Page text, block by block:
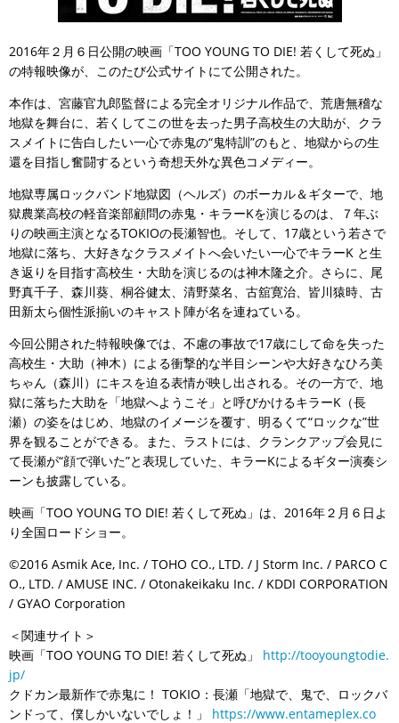
2016年２月６日公開の映画「TOO YOUNG TO DIE! 若くして死ぬ」
の特報映像が、このたび公式サイトにて公開された。
本作は、宮藤官九郎監督による完全オリジナル作品で、荒唐無稽な
地獄を舞台に、若くしてこの世を去った男子高校生の大助が、クラ
スメイトに告白したい一心で赤鬼の“鬼特訓”のもと、地獄からの生
還を目指し奮闘するという奇想天外な異色コメディー。
地獄専属ロックバンド地獄図（ヘルズ）のボーカル＆ギターで、地
獄農業高校の軽音楽部顧問の赤鬼・キラーKを演じるのは、７年ぶ
りの映画主演となるTOKIOの長瀬智也。そして、17歳という若さで
地獄に落ち、大好きなクラスメイトへ会いたい一心でキラーK と生
き返りを目指す高校生・大助を演じるのは神木隆之介。さらに、尾
野真千子、森川葵、桐谷健太、清野菜名、古舘寛治、皆川猿時、古
田新太ら個性派揃いのキャスト陣が名を連ねている。
今回公開された特報映像では、不慮の事故で17歳にして命を失った
高校生・大助（神木）による衝撃的な半目シーンや大好きなひろ美
ちゃん（森川）にキスを迫る表情が映し出される。その一方で、地
獄に落ちた大助を「地獄へようこそ」と呼びかけるキラーK（長
瀬）の姿をはじめ、地獄のイメージを覆す、明るくて“ロックな”世
界を観ることができる。また、ラストには、クランクアップ会見に
て長瀬が“顔で弾いた”と表現していた、キラーKによるギター演奏シ
ーンも披露している。
映画「TOO YOUNG TO DIE! 若くして死ぬ」は、2016年２月６日よ
り全国ロードショー。
©2016 Asmik Ace, Inc. / TOHO CO., LTD. / J Storm Inc. / PARCO C
O., LTD. / AMUSE INC. / Otonakeikaku Inc. / KDDI CORPORATION
/ GYAO Corporation
＜関連サイト＞
映画「TOO YOUNG TO DIE! 若くして死ぬ」 http://tooyoungtodie.
jp/
クドカン最新作で赤鬼に！ TOKIO：長瀬「地獄で、鬼で、ロックバ
ンドって、僕しかいないでしょ！」 https://www.entameplex.co